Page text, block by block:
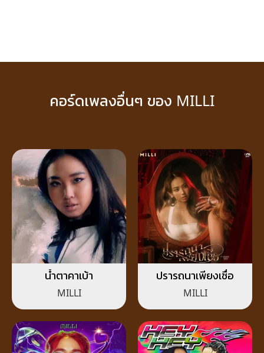
คอร์ดเพลงอื่นๆ ของ MILLI
น้ำตาคาเบ้า
MILLI
ปรารถนาเพียงเชื่อ
MILLI